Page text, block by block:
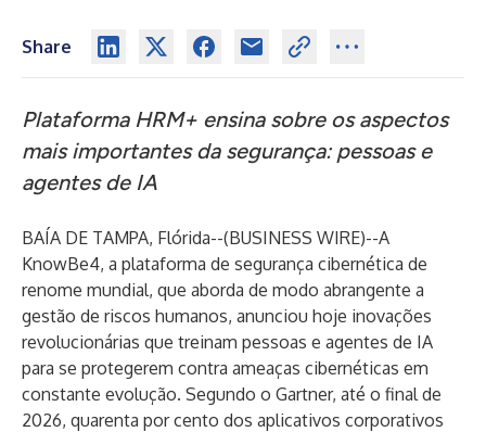
Share
Plataforma HRM+ ensina sobre os aspectos
mais importantes da segurança: pessoas e
agentes de IA
BAÍA DE TAMPA, Flórida--(BUSINESS WIRE)--A
KnowBe4, a plataforma de segurança cibernética de
renome mundial, que aborda de modo abrangente a
gestão de riscos humanos, anunciou hoje inovações
revolucionárias que treinam pessoas e agentes de IA
para se protegerem contra ameaças cibernéticas em
constante evolução. Segundo o Gartner, até o final de
2026, quarenta por cento dos aplicativos corporativos